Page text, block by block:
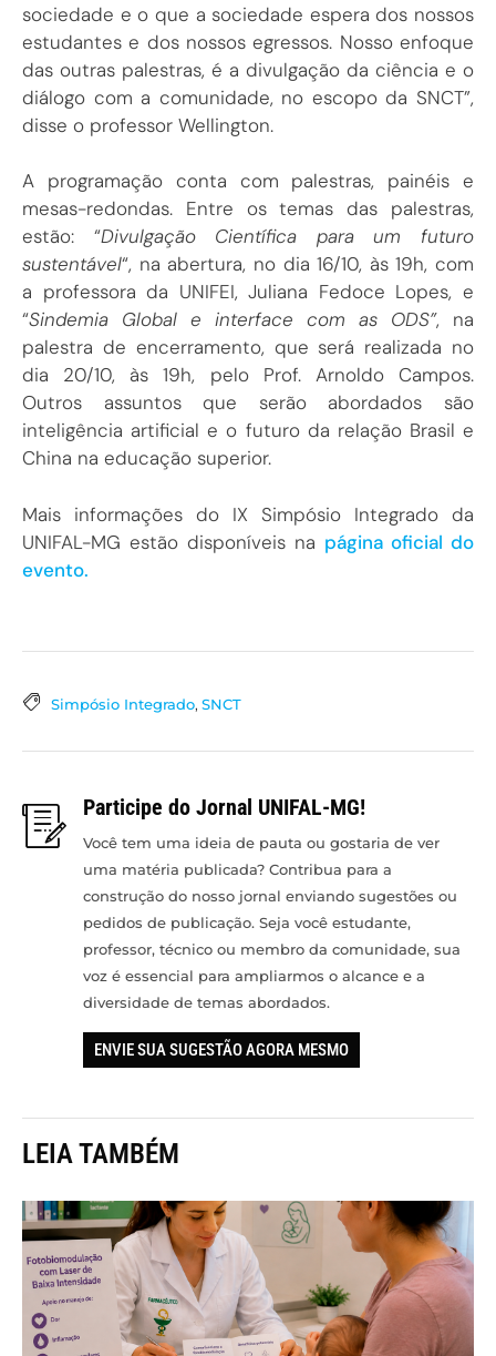
sociedade e o que a sociedade espera dos nossos
estudantes e dos nossos egressos. Nosso enfoque
das outras palestras, é a divulgação da ciência e o
diálogo com a comunidade, no escopo da SNCT”,
disse o professor Wellington.
A programação conta com palestras, painéis e
mesas-redondas. Entre os temas das palestras,
estão: “Divulgação Científica para um futuro
sustentável“, na abertura, no dia 16/10, às 19h, com
a professora da UNIFEI, Juliana Fedoce Lopes, e
“Sindemia Global e interface com as ODS”, na
palestra de encerramento, que será realizada no
dia 20/10, às 19h, pelo Prof. Arnoldo Campos.
Outros assuntos que serão abordados são
inteligência artificial e o futuro da relação Brasil e
China na educação superior.
Mais informações do IX Simpósio Integrado da
UNIFAL-MG estão disponíveis na página oficial do
evento.
Simpósio Integrado, SNCT
Participe do Jornal UNIFAL-MG!
Você tem uma ideia de pauta ou gostaria de ver
uma matéria publicada? Contribua para a
construção do nosso jornal enviando sugestões ou
pedidos de publicação. Seja você estudante,
professor, técnico ou membro da comunidade, sua
voz é essencial para ampliarmos o alcance e a
diversidade de temas abordados.
ENVIE SUA SUGESTÃO AGORA MESMO
LEIA TAMBÉM